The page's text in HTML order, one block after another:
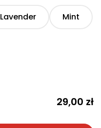
Lavender Mint
29,00 zł